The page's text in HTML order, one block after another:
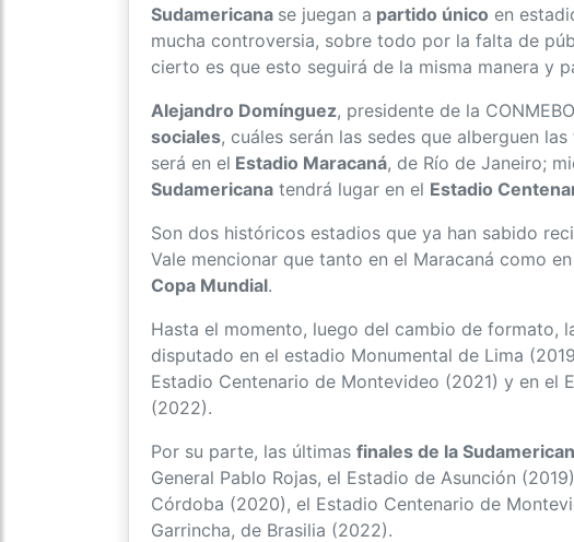
Sudamericana se juegan a partido único en
mucha controversia, sobre todo por la falta de
cierto es que esto seguirá de la misma manera y
Alejandro Domínguez, presidente de la
sociales, cuáles serán las sedes que alberguen las
será en el Estadio Maracaná, de Río de Janeiro;
Sudamericana tendrá lugar en el Estadio
Son dos históricos estadios que ya han sabido
Vale mencionar que tanto en el Maracaná como
Copa Mundial.
Hasta el momento, luego del cambio de formato,
disputado en el estadio Monumental de Lima
Estadio Centenario de Montevideo (2021) y en el
(2022).
Por su parte, las últimas finales de la
General Pablo Rojas, el Estadio de Asunción
Córdoba (2020), el Estadio Centenario de
Garrincha, de Brasilia (2022).